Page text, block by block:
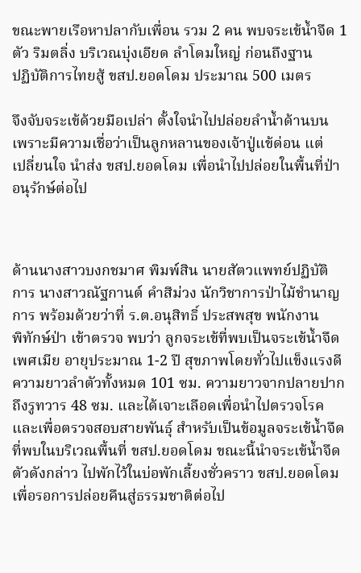
ขณะพายเรือหาปลากับเพื่อน รวม 2 คน พบจระเข้น้ำจืด 1
ตัว ริมตลิ่ง บริเวณบุ่งเอียด ลำโดมใหญ่ ก่อนถึงฐาน
ปฏิบัติการไทยสู้ ขสป.ยอดโดม ประมาณ 500 เมตร
จึงจับจระเข้ด้วยมือเปล่า ตั้งใจนำไปปล่อยลำน้ำด้านบน
เพราะมีความเชื่อว่าเป็นลูกหลานของเจ้าปู่แข้ด่อน แต่
เปลี่ยนใจ นำส่ง ขสป.ยอดโดม เพื่อนำไปปล่อยในพื้นที่ป่า
อนุรักษ์ต่อไป
ด้านนางสาวบงกชมาศ พิมพ์สิน นายสัตวแพทย์ปฏิบัติ
การ นางสาวณัฐกานต์ คำสีม่วง นักวิชาการป่าไม้ชำนาญ
การ พร้อมด้วยว่าที่ ร.ต.อนุสิทธิ์ ประสพสุข พนักงาน
พิทักษ์ป่า เข้าตรวจ​ พบว่า ลูกจระเข้ที่พบเป็นจระเข้น้ำจืด
เพศเมีย อายุประมาณ 1-2 ปี สุขภาพโดยทั่วไปแข็งแรงดี
ความยาวลำตัวทั้งหมด 101 ซม. ความยาวจากปลายปาก
ถึงรูทวาร 48 ซม. และได้เจาะเลือดเพื่อนำไปตรวจโรค
และเพื่อตรวจสอบสายพันธุ์ สำหรับเป็นข้อมูลจระเข้น้ำจืด
ที่พบในบริเวณพื้นที่ ขสป.ยอดโดม ขณะนี้นำจระเข้น้ำจืด
ตัวดังกล่าว ไปพักไว้ในบ่อพักเลี้ยงชั่วคราว ขสป.ยอดโดม
เพื่อรอการปล่อยคืนสู่ธรรมชาติต่อไป